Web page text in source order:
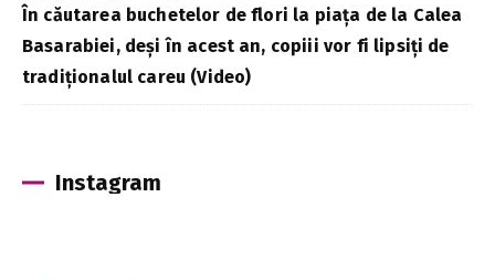
În căutarea buchetelor de flori la piața de la Calea
Basarabiei, deși în acest an, copiii vor fi lipsiți de
tradiționalul careu (Video)
Instagram